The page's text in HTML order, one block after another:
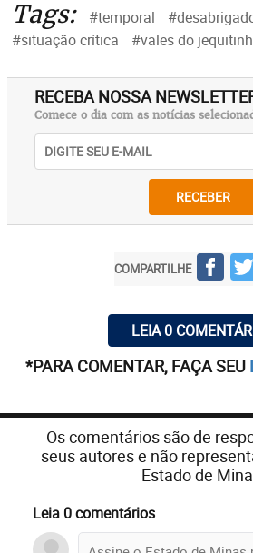
Tags: #temporal
#situação crítica
#vales do
RECEBA NOSSA
Comece o dia com as notícias
RECEBER
COMPARTILHE
LEIA 0
*PARA COMENTAR, FAÇA SEU
Os comentários são de
seus autores e não
Estado de
Leia 0 comentários